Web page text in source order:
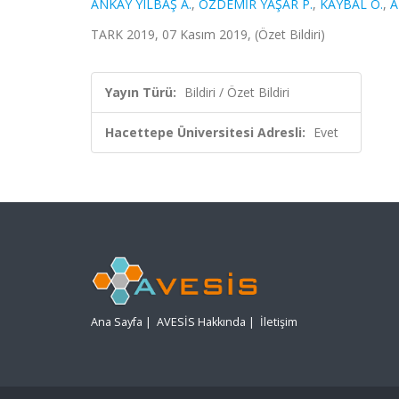
ANKAY YILBAŞ A., ÖZDEMİR YAŞAR P., KAYBAL O.,
TARK 2019, 07 Kasım 2019, (Özet Bildiri)
Yayın Türü: Bildiri / Özet Bildiri
Hacettepe Üniversitesi Adresli: Evet
Ana Sayfa | AVESİS Hakkında | İletişim